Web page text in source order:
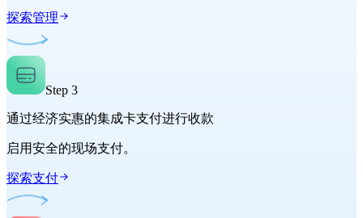
探索管理
Step 3
通过经济实惠的集成卡支付进行收款
启用安全的现场支付。
探索支付